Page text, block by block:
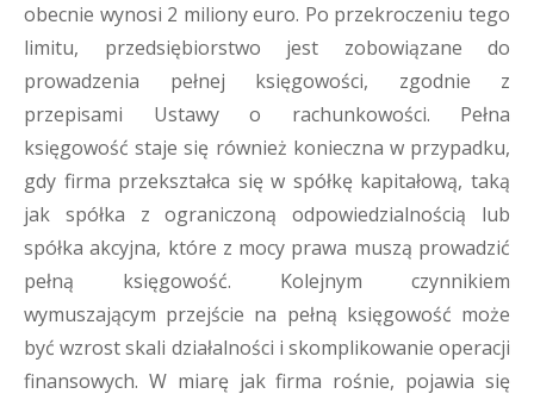
obecnie wynosi 2 miliony euro. Po przekroczeniu tego
limitu, przedsiębiorstwo jest zobowiązane do
prowadzenia pełnej księgowości, zgodnie z
przepisami Ustawy o rachunkowości. Pełna
księgowość staje się również konieczna w przypadku,
gdy firma przekształca się w spółkę kapitałową, taką
jak spółka z ograniczoną odpowiedzialnością lub
spółka akcyjna, które z mocy prawa muszą prowadzić
pełną księgowość. Kolejnym czynnikiem
wymuszającym przejście na pełną księgowość może
być wzrost skali działalności i skomplikowanie operacji
finansowych. W miarę jak firma rośnie, pojawia się